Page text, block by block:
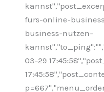
furs-online-
business-nutzen-
03-29